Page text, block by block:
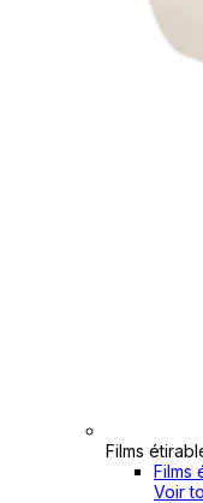
Films
Films
Voir